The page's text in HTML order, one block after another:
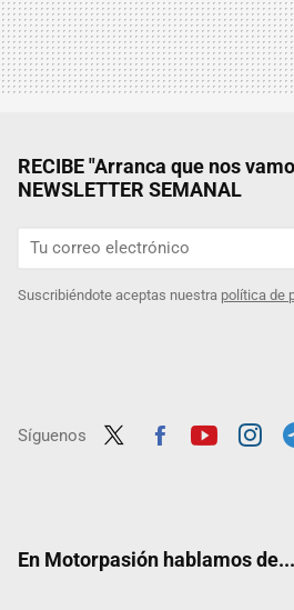
RECIBE "Arranca que nos
NEWSLETTER SEMANAL
Suscribiéndote aceptas nuestra política de
Síguenos
En Motorpasión hablamos de...